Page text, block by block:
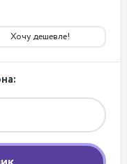
Хочу дешевле!